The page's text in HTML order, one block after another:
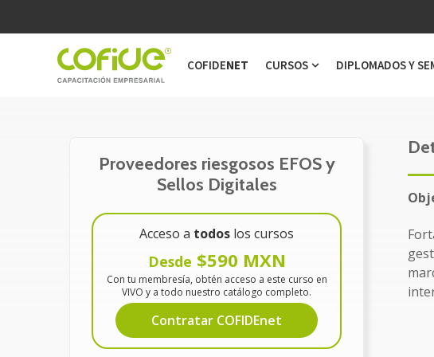
COFIDENET CURSOS
Show submenu for
DIPLOMADOS Y
Proveedores riesgosos EFOS y
Sellos Digitales
Acceso a todos los cursos
Desde $590 MXN
Con tu membresía, obtén acceso a este curso en
VIVO y a todo nuestro catálogo completo.
Contratar COFIDEnet